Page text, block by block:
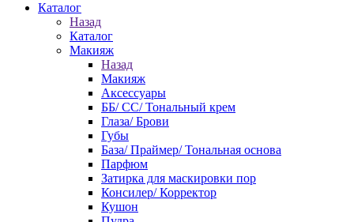
Каталог
Назад
Каталог
Макияж
Назад
Макияж
Аксессуары
ББ/ СС/ Тональный крем
Глаза/ Брови
Губы
База/ Праймер/ Тональная основа
Парфюм
Затирка для маскировки пор
Консилер/ Корректор
Кушон